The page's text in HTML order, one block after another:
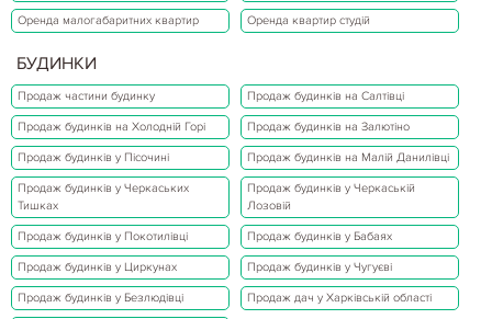
Оренда малогабаритних квартир Оренда квартир студій
БУДИНКИ
Продаж частини будинку Продаж будинків на Салтівці
Продаж будинків на Холодній Горі Продаж будинків на Залютіно
Продаж будинків у Пісочині Продаж будинків на Малій Данилівці
Продаж будинків у Черкаських
Тишках
Продаж будинків у Черкаській
Лозовій
Продаж будинків у Покотилівці Продаж будинків у Бабаях
Продаж будинків у Циркунах Продаж будинків у Чугуєві
Продаж будинків у Безлюдівці Продаж дач у Харківській області